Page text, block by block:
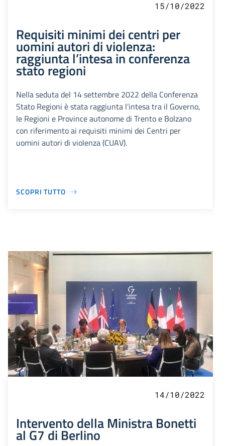
15/10/2022
Requisiti minimi dei centri per
uomini autori di violenza:
raggiunta l’intesa in conferenza
stato regioni
Nella seduta del 14 settembre 2022 della Conferenza
Stato Regioni è stata raggiunta l’intesa tra il Governo,
le Regioni e Province autonome di Trento e Bolzano
con riferimento ai requisiti minimi dei Centri per
uomini autori di violenza (CUAV).
SCOPRI TUTTO
14/10/2022
Intervento della Ministra Bonetti
al G7 di Berlino